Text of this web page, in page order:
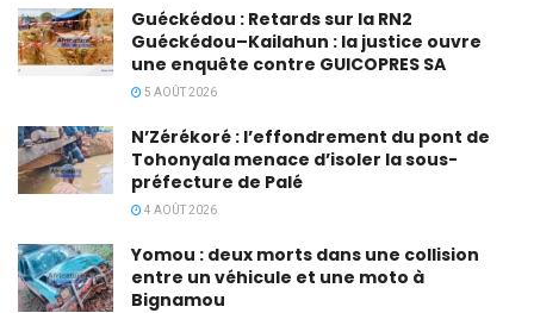
Guéckédou : Retards sur la RN2
Guéckédou–Kailahun : la justice ouvre
une enquête contre GUICOPRES SA
5 AOÛT 2026
N’Zérékoré : l’effondrement du pont de
Tohonyala menace d’isoler la sous-
préfecture de Palé
4 AOÛT 2026
Yomou : deux morts dans une collision
entre un véhicule et une moto à
Bignamou